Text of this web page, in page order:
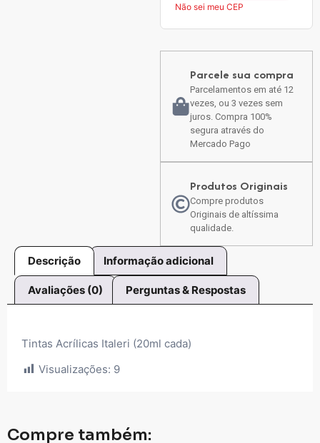
Não sei meu CEP
Parcele sua compra
Parcelamentos em até 12
vezes, ou 3 vezes sem
juros. Compra 100%
segura através do
Mercado Pago
Produtos Originais
Compre produtos
Originais de altíssima
qualidade.
Descrição Informação adicional
Avaliações (0) Perguntas & Respostas
Tintas Acrílicas Italeri (20ml cada)
Visualizações: 9
Compre também: